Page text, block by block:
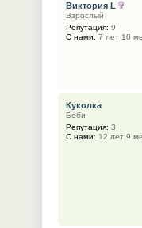
Виктория L
Взрослый
Репутация: 9
С нами: 7 лет 10
Куколка
Беби
Репутация: 3
С нами: 12 лет 9